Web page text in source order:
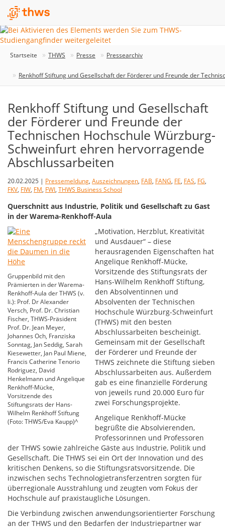
Startseite THWS Presse Pressearchiv
Renkhoff Stiftung und Gesellschaft der Förderer und Freunde der
Renkhoff Stiftung und Gesellschaft
der Förderer und Freunde der
Technischen Hochschule Würzburg-
Schweinfurt ehren hervorragende
Abschlussarbeiten
20.02.2025 | Pressemeldung, Auszeichnungen, FAB, FANG, FE, FAS, FG,
FKV, FIW, FM, FWI, THWS Business School
Querschnitt aus Industrie, Politik und Gesellschaft zu Gast
in der Warema-Renkhoff-Aula
Gruppenbild mit den
Prämierten in der Warema-
Renkhoff-Aula der THWS (v.
li.): Prof. Dr Alexander
Versch, Prof. Dr. Christian
Fischer, THWS-Präsident
Prof. Dr. Jean Meyer,
Johannes Och, Franziska
Sonntag, Jan Seddig, Sarah
Kiesewetter, Jan Paul Miene,
Francis Catherine Tenorio
Rodriguez, David
Henkelmann und Angelique
Renkhoff-Mücke,
Vorsitzende des
Stiftungsrats der Hans-
Wilhelm Renkhoff Stiftung
(Foto: THWS/Eva Kaupp)^
„Motivation, Herzblut, Kreativität
und Ausdauer“ – diese
herausragenden Eigenschaften hat
Angelique Renkhoff-Mücke,
Vorsitzende des Stiftungsrats der
Hans-Wilhelm Renkhoff Stiftung,
den Absolventinnen und
Absolventen der Technischen
Hochschule Würzburg-Schweinfurt
(THWS) mit den besten
Abschlussarbeiten bescheinigt.
Gemeinsam mit der Gesellschaft
der Förderer und Freunde der
THWS zeichnete die Stiftung sieben
Abschlussarbeiten aus. Außerdem
gab es eine finanzielle Förderung
von jeweils rund 20.000 Euro für
zwei Forschungsprojekte.
Angelique Renkhoff-Mücke
begrüßte die Absolvierenden,
Professorinnen und Professoren
der THWS sowie zahlreiche Gäste aus Industrie, Politik und
Gesellschaft. Die THWS sei ein Ort der Innovation und des
kritischen Denkens, so die Stiftungsratsvorsitzende. Die
inzwischen sechs Technologietransferzentren sorgten für
überregionale Ausstrahlung und zeugten vom Fokus der
Hochschule auf praxistaugliche Lösungen.
Die Verbindung zwischen anwendungsorientierter Forschung
an der THWS und den Bedarfen der Industriepartner war